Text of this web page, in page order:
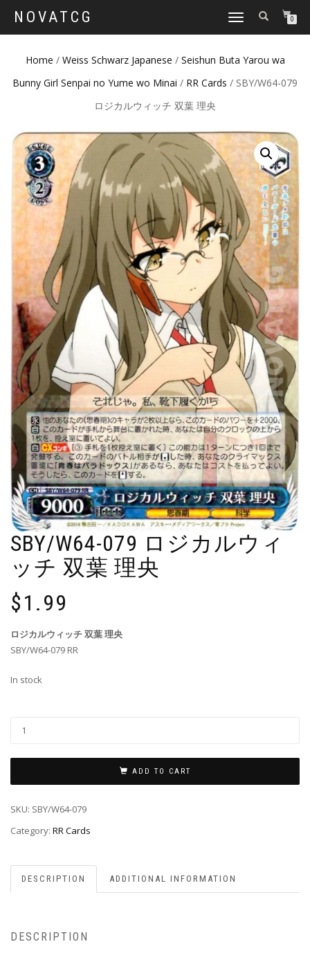
NOVATCG
TOGGLE
0
Home / Weiss Schwarz Japanese / Seishun Buta Yarou wa
Bunny Girl Senpai no Yume wo Minai / RR Cards / SBY/W64-079
ロジカルウィッチ 双葉 理央
SBY/W64-079 ロジカルウィ
ッチ 双葉 理央
$1.99
ロジカルウィッチ 双葉 理央
SBY/W64-079 RR
In stock
ADD TO CART
SKU: SBY/W64-079
Category: RR Cards
DESCRIPTION ADDITIONAL INFORMATION
DESCRIPTION